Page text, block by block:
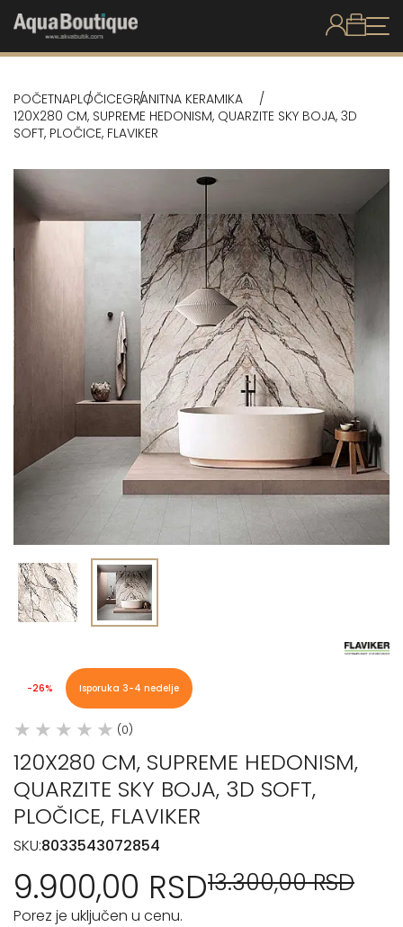
POČETNAPLOČICEGRANITNA KERAMIKA
120X280 CM, SUPREME HEDONISM, QUARZITE SKY BOJA, 3D
SOFT, PLOČICE, FLAVIKER
-26% Isporuka 3-4 nedelje
(0)
120X280 CM, SUPREME HEDONISM,
QUARZITE SKY BOJA, 3D SOFT,
PLOČICE, FLAVIKER
SKU:8033543072854
9.900,00 RSD13.300,00 RSD
Porez je uključen u cenu.